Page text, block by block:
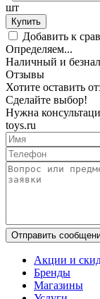
шт
Купить
Добавить к
Определяем...
Наличный и
Отзывы
Хотите оставить
Сделайте выбор!
Нужна
toys.ru
Отправить
Акции и
Бренды
Магазины